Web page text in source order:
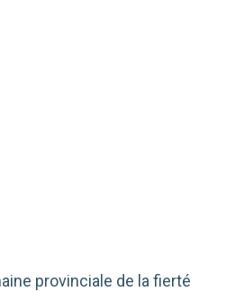
provinciale de la fierté